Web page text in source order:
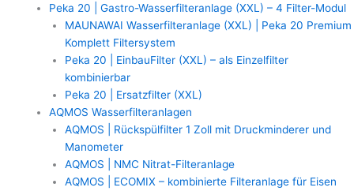
Peka 20 | Gastro-Wasserfilteranlage (XXL) – 4 Filter-Modul
MAUNAWAI Wasserfilteranlage (XXL) | Peka 20 Premium
Komplett Filtersystem
Peka 20 | EinbauFilter (XXL) – als Einzelfilter
kombinierbar
Peka 20 | Ersatzfilter (XXL)
AQMOS Wasserfilteranlagen
AQMOS | Rückspülfilter 1 Zoll mit Druckminderer und
Manometer
AQMOS | NMC Nitrat-Filteranlage
AQMOS | ECOMIX – kombinierte Filteranlage für Eisen